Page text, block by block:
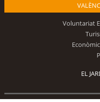
Voluntariat
EL